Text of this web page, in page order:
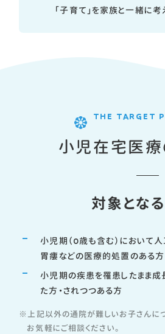
「子育て」を家族と一緒に考
THE TARGET
小児在宅医
対象とな
小児期（0歳も含む）において
胃瘻などの医療的処置のある方
小児期の疾患を罹患したまま
た方・されつつある方
上記以外の通院が難しいお子さんに
お気軽にご相談ください。